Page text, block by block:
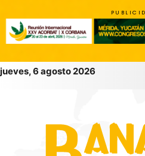
jueves, 6 agosto 2026